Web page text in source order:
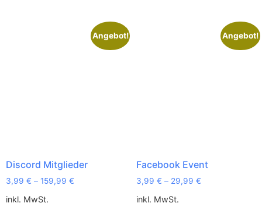
Angebot!
Discord Mitglieder
3,99 € – 159,99 €
inkl. MwSt.
Angebot!
Facebook Event
3,99 € – 29,99 €
inkl. MwSt.